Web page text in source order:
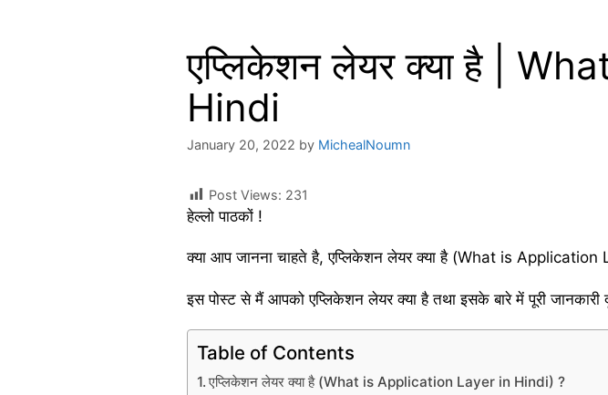
एप्लिकेशन लेयर क्या है |
Hindi
January 20, 2022 by MichealNoumn
Post Views: 231
हेल्लो पाठकों !
क्या आप जानना चाहते है, एप्लिकेशन लेयर क्या है (What is
इस पोस्ट से मैं आपको एप्लिकेशन लेयर क्या है तथा इसके बारे में पूरी जानकारी
Table of Contents
एप्लिकेशन लेयर क्या है (What is Application Layer in Hindi) ?